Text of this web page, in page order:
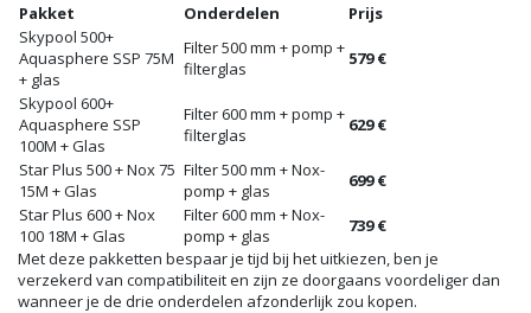
Pakket
Onderdelen
Prijs
Skypool 500+
Aquasphere SSP 75M
+ glas
Filter 500 mm + pomp +
filterglas
579 €
Skypool 600+
Aquasphere SSP
100M + Glas
Filter 600 mm + pomp +
filterglas
629 €
Star Plus 500 + Nox 75
15M + Glas
Filter 500 mm + Nox-
pomp + glas
699 €
Star Plus 600 + Nox
100 18M + Glas
Filter 600 mm + Nox-
pomp + glas
739 €
Met deze pakketten bespaar je tijd bij het uitkiezen, ben je
verzekerd van compatibiliteit en zijn ze doorgaans voordeliger dan
wanneer je de drie onderdelen afzonderlijk zou kopen.